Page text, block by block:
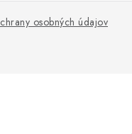
osobných údajov